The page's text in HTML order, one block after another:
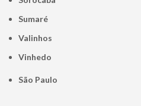
Sumaré
Valinhos
Vinhedo
São Paulo